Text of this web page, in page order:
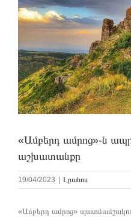
«Ամբերդ ամրոց»-ն
աշխատանքը
19/04/2023 Լրահոս
«Ամբերդ ամրոց»